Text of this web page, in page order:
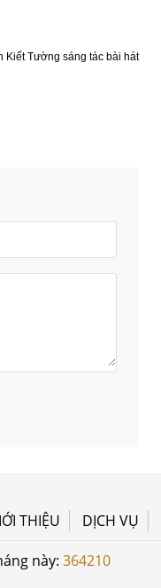
Kiết Tường sáng tác bài hát
THIỆU DỊCH VỤ
này: 364210